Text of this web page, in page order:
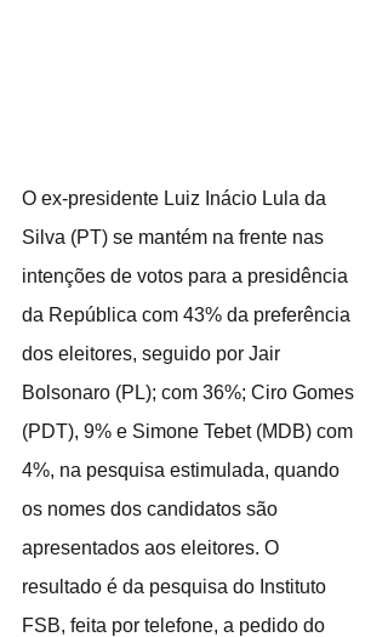
O ex-presidente Luiz Inácio Lula da
Silva (PT) se mantém na frente nas
intenções de votos para a presidência
da República com 43% da preferência
dos eleitores, seguido por Jair
Bolsonaro (PL); com 36%; Ciro Gomes
(PDT), 9% e Simone Tebet (MDB) com
4%, na pesquisa estimulada, quando
os nomes dos candidatos são
apresentados aos eleitores. O
resultado é da pesquisa do Instituto
FSB, feita por telefone, a pedido do